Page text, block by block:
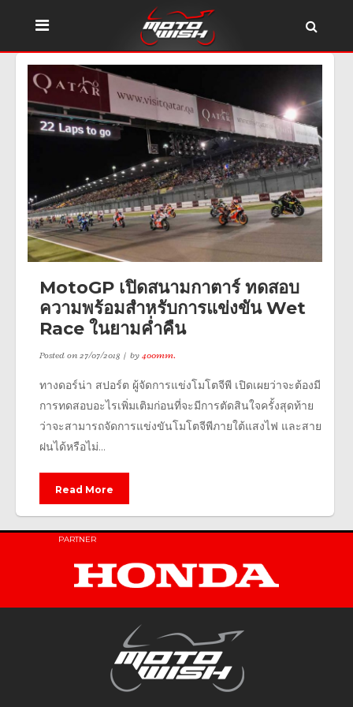
MotoGP เปิดสนามกาตาร์ ทดสอบ
ความพร้อมสำหรับการแข่งขัน Wet
Race ในยามค่ำคืน
Posted on27/07/2018 by400mm.
ทางดอร์น่า สปอร์ต ผู้จัดการแข่งโมโตจีพี เปิดเผยว่าจะต้องมี
การทดสอบอะไรเพิ่มเติมก่อนที่จะมีการตัดสินใจครั้งสุดท้าย
ว่าจะสามารถจัดการแข่งขันโมโตจีพีภายใต้แสงไฟ และสาย
ฝนได้หรือไม่...
Read More
PARTNER